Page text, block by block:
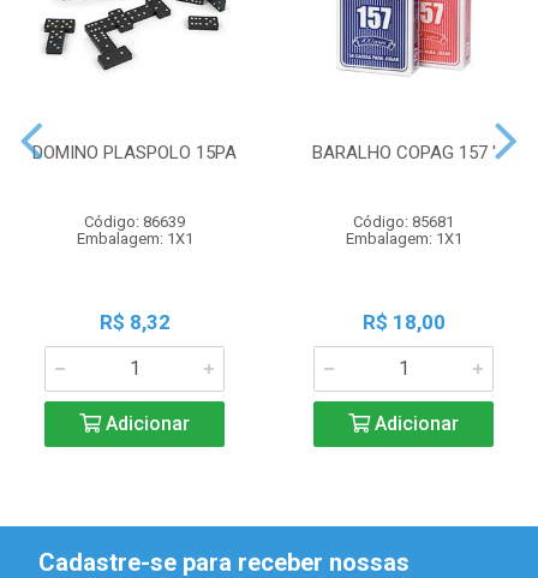
DOMINO PLASPOLO 15PA
Código: 86639
Embalagem: 1X1
R$ 8,32
Adicionar
BARALHO COPAG 157 '
Código: 85681
Embalagem: 1X1
R$ 18,00
Adicionar
Cadastre-se para receber nossas